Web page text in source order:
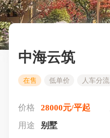
中海云筑
在售 低单价 人车分流
价格 28000元/平起
用途
别墅